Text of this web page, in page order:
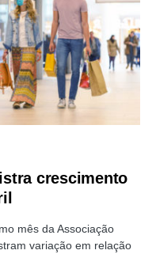
crescimento
mês da Associação
variação em relação